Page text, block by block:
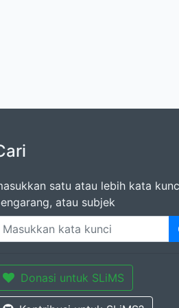
satu atau lebih kata
atau subjek
Donasi untuk SLiMS